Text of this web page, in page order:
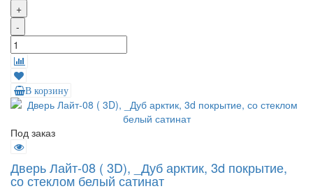
+
-
В корзину
Под заказ
Дверь Лайт-08 ( 3D), _Дуб арктик, 3d покрытие,
со стеклом белый сатинат